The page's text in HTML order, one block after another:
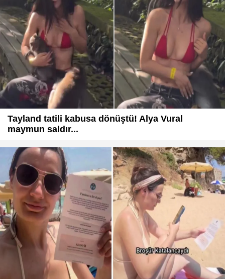
Tayland tatili kabusa dönüştü! Alya Vural
maymun saldır...